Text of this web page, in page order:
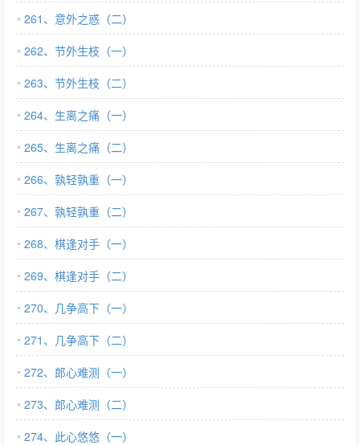
261、意外之惑（二）
262、节外生枝（一）
263、节外生枝（二）
264、生离之痛（一）
265、生离之痛（二）
266、孰轻孰重（一）
267、孰轻孰重（二）
268、棋逢对手（一）
269、棋逢对手（二）
270、几争高下（一）
271、几争高下（二）
272、郎心难测（一）
273、郎心难测（二）
274、此心悠悠（一）